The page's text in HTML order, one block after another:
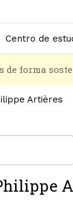
Centro de
de forma
Artières